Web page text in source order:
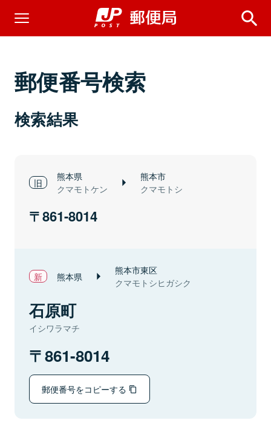
郵便番号検索
検索結果
熊本県
クマモトケン
熊本市
クマモトシ
861-8014
熊本県 熊本市東区
クマモトシヒガシク
石原町
イシワラマチ
861-8014
郵便番号をコピーする